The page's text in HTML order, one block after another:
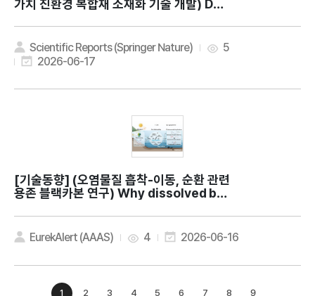
가치 친환경 복합재 소재화 기술 개발) Dev
tainable epoxy bio-composites rei
nforced with banana fibre and mar
ine shell-derived calcium carbonat
e filler
Scientific Reports (Springer Nature)
5
2026-06-17
[기술동향]
용존 블랙카본 연구) Why dissolved bla
ar in water
EurekAlert (AAAS) 4 2026-06-16
1 2 3 4 5 6 7 8 9